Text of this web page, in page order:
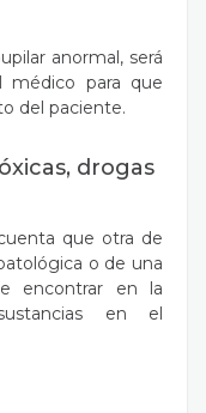
anormal, será
médico para que
del paciente.
drogas
que otra de
o de una
encontrar en la
en el